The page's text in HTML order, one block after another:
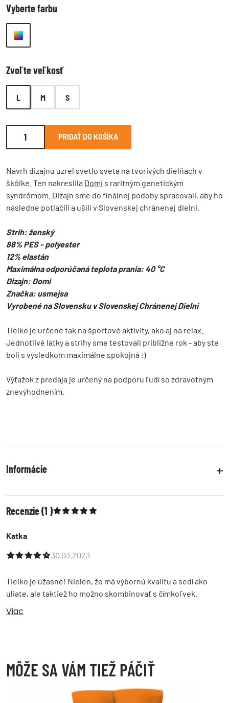
Vyberte farbu
Zvoľte veľkosť
L M S
PRIDAŤ DO KOŠÍKA
Návrh dizajnu uzrel svetlo sveta na tvorivých dielňach v
škôlke. Ten nakreslila Domi s raritným genetickým
syndrómom. Dizajn sme do finálnej podoby spracovali, aby ho
následne potlačili a ušili v Slovenskej chránenej dielni.
Strih: ženský
88% PES - polyester
12% elastán
Maximálna odporúčaná teplota prania: 40 °C
Dizajn: Domi
Značka: usmejsa
Vyrobené na Slovensku v Slovenskej Chránenej Dielni
Tielko je určené tak na športové aktivity, ako aj na relax.
Jednotlivé látky a strihy sme testovali približne rok - aby ste
boli s výsledkom maximálne spokojná :)
Výťažok z predaja je určený na podporu ľudí so zdravotným
znevýhodnením.
Informácie
odosielame do 24 hodín
Storno objednávky
Odstúpenie od zmluvy
Recenzie (1 )
Katka
30.03.2023
Tielko je úžasné! Nielen, že má výbornú kvalitu a sedí ako
uliate, ale taktiež ho možno skombinovať s čímkoľvek.
Viac
MÔŽE SA VÁM TIEŽ PÁČIŤ